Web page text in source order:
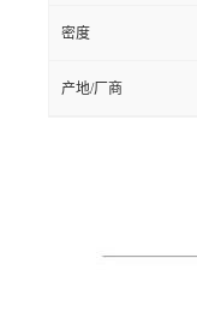
密度
产地/厂商